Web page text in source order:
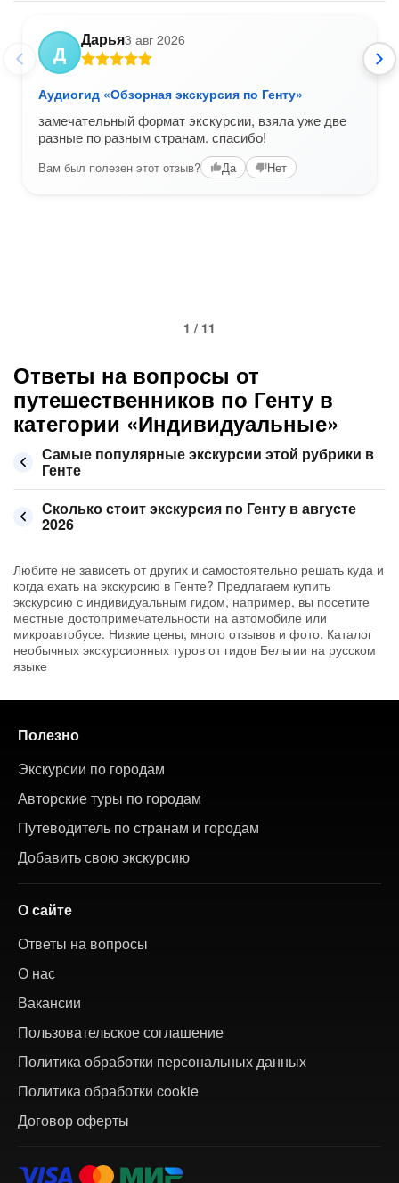
Д
Дарья3 авг 2026
Аудиогид «Обзорная экскурсия по Генту»
замечательный формат экскурсии, взяла уже две
разные по разным странам. спасибо!
Вам был полезен этот отзыв? Да Нет
1 / 11
Ответы на вопросы от
путешественников по Генту в
категории «Индивидуальные»
Самые популярные экскурсии этой рубрики в
Генте
Сколько стоит экскурсия по Генту в августе
2026
Любите не зависеть от других и самостоятельно решать куда и
когда ехать на экскурсию в Генте? Предлагаем купить
экскурсию с индивидуальным гидом, например, вы посетите
местные достопримечательности на автомобиле или
микроавтобусе. Низкие цены, много отзывов и фото. Каталог
необычных экскурсионных туров от гидов Бельгии на русском
языке
Полезно
Экскурсии по городам
Авторские туры по городам
Путеводитель по странам и городам
Добавить свою экскурсию
О сайте
Ответы на вопросы
О нас
Вакансии
Пользовательское соглашение
Политика обработки персональных данных
Политика обработки cookie
Договор оферты